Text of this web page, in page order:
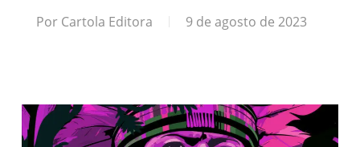
Por Cartola Editora 9 de agosto de 2023